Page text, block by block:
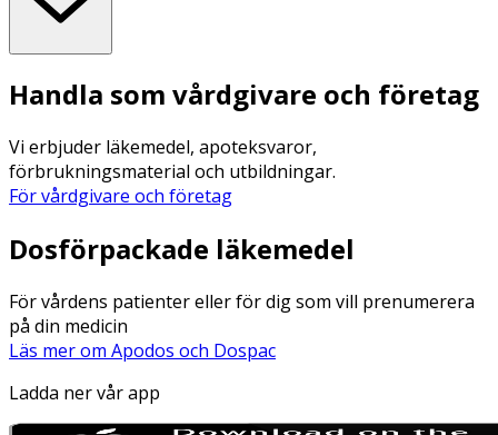
Handla som vårdgivare och företag
Vi erbjuder läkemedel, apoteksvaror,
förbrukningsmaterial och utbildningar.
För vårdgivare och företag
Dosförpackade läkemedel
För vårdens patienter eller för dig som vill prenumerera
på din medicin
Läs mer om Apodos och Dospac
Ladda ner vår app